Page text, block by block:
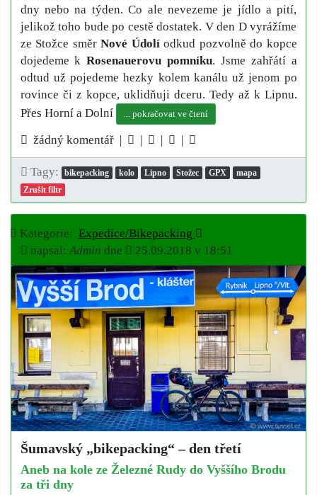
dny nebo na týden. Co ale nevezeme je jídlo a pití,
jelikož toho bude po cestě dostatek. V den D vyrážíme
ze Stožce směr Nové Údolí odkud pozvolně do kopce
dojedeme kRosenauerovu pomníku. Jsme zahřátí a
odtud už pojedeme hezky kolem kanálu už jenom po
rovince či z kopce, uklidňuji dceru. Tedy až k Lipnu.
Přes Horní a Dolní
... pokračovat ve čtení
žádný komentář | | | |
Tagy: bikepacking kolo Lipno Stožec GPX
mapa
Zrušit filtr
Kategorie: Expedice/Bikepacking
napsal:Admin dne 25.09.2018 v 18:51
Šumavský „bikepacking“ – den třetí
Aneb na kole ze Železné Rudy do Vyššího Brodu
za tři dny